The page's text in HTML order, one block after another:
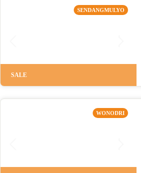
SENDANGMULYO
SALE
WONODRI